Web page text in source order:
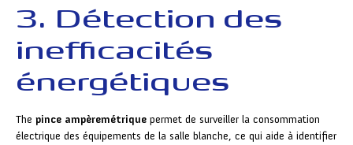
3. Détection des
inefficacités
énergétiques
The pince ampèremétrique permet de surveiller la consommation
électrique des équipements de la salle blanche, ce qui aide à identifier